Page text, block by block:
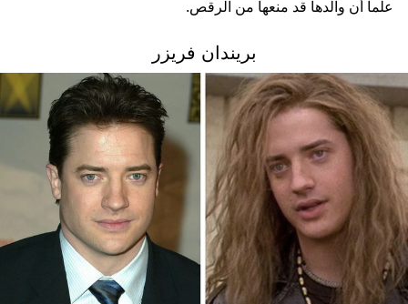
علماً أن والدها قد منعها من الرقص.
بريندان فريزر